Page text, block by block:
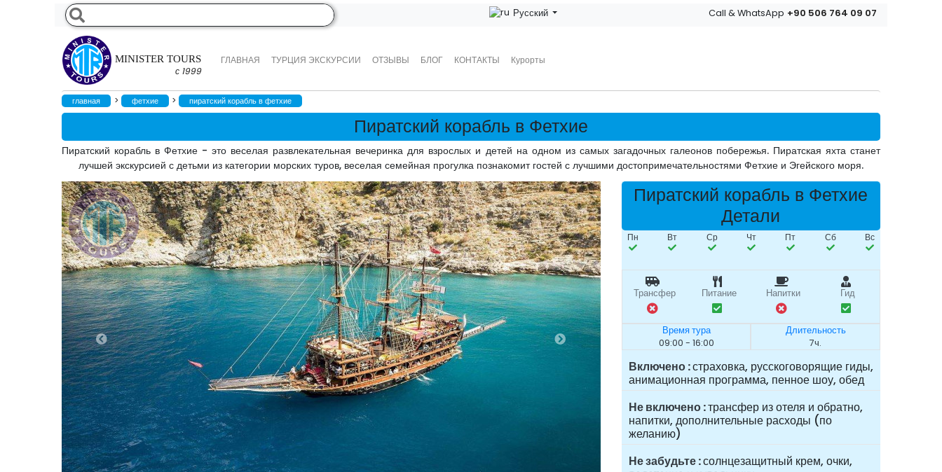
MINISTER TOURS
с 1999
ГЛАВНАЯ ТУРЦИЯ ЭКСКУРСИИ ОТЗЫВЫ БЛОГ КОНТАКТЫ Курорты
Русский Call & WhatsApp +90 506 764 09 07
главная > фетхие > пиратский корабль в фетхие
Пиратский корабль в Фетхие
Пиратский корабль в Фетхие - это веселая развлекательная вечеринка для взрослых и детей на одном из самых загадочных галеонов побережья. Пиратская яхта станет
лучшей экскурсией с детьми из категории морских туров, веселая семейная прогулка познакомит гостей с лучшими достопримечательностями Фетхие и Эгейского моря.
Пиратский корабль в Фетхие
Детали
Пн Вт Ср Чт Пт Сб Вс
Трансфер Питание Напитки Гид
Время тура
09:00 - 16:00
Длительность
7ч.
Включено страховка, русскоговорящие гиды,
анимационная программа, пенное шоу, обед
Не включено трансфер из отеля и обратно,
напитки, дополнительные расходы (по
желанию)
Не забудьте солнцезащитный крем, очки,